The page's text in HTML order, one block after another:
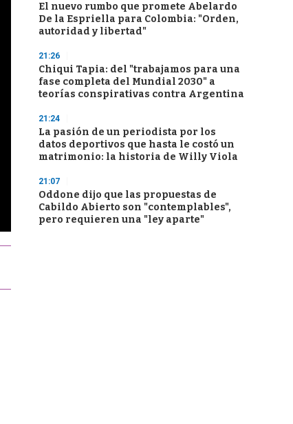
El nuevo rumbo que promete Abelardo
De la Espriella para Colombia: "Orden,
autoridad y libertad"
21:26
Chiqui Tapia: del "trabajamos para una
fase completa del Mundial 2030" a
teorías conspirativas contra Argentina
21:24
La pasión de un periodista por los
datos deportivos que hasta le costó un
matrimonio: la historia de Willy Viola
21:07
Oddone dijo que las propuestas de
Cabildo Abierto son "contemplables",
pero requieren una "ley aparte"